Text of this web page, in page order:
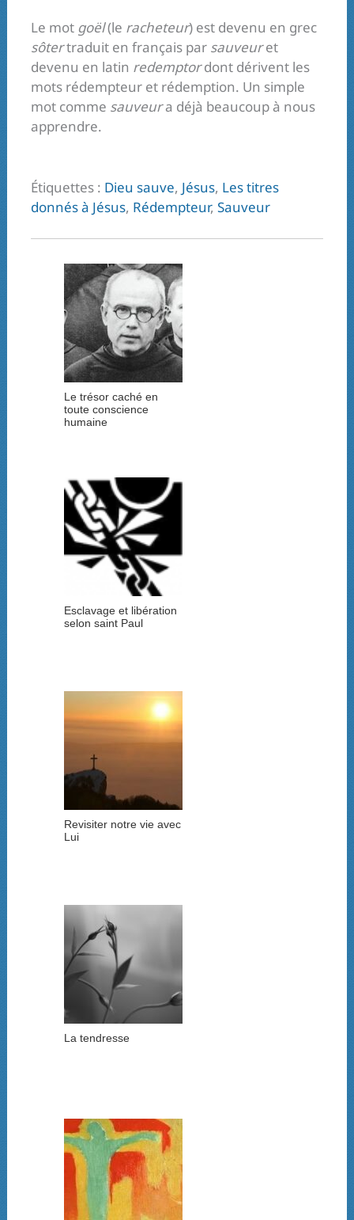
Le mot goël(le racheteur) est devenu en grec
sôtertraduit en français par sauveuret
devenu en latin redemptordont dérivent les
mots rédempteur et rédemption. Un simple
mot comme sauveura déjà beaucoup à nous
apprendre.
Étiquettes : Dieu sauve, Jésus, Les titres
donnés à Jésus, Rédempteur,Sauveur
Le trésor caché en
toute conscience
humaine
Esclavage et libération
selon saint Paul
Revisiter notre vie avec
Lui
La tendresse